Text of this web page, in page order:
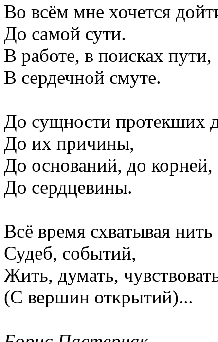
Во всём мне хочется
До самой сути.
В работе, в поисках пути,
В сердечной смуте.
До сущности протекших
До их причины,
До оснований, до корней,
До сердцевины.
Всё время схватывая нить
Судеб, событий,
Жить, думать,
(С вершин открытий)...